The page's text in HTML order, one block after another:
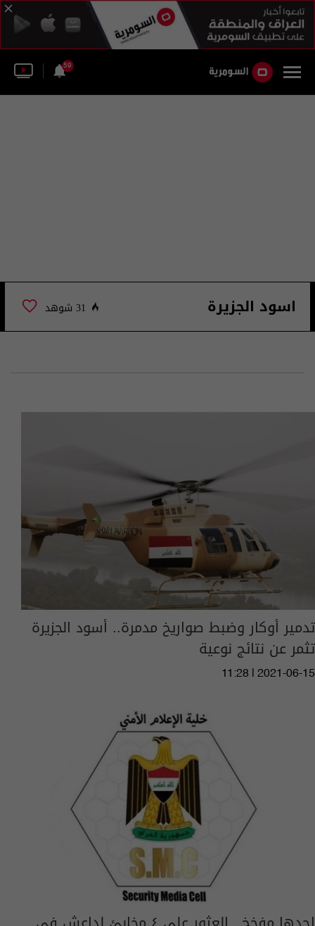
59
اسود الجزيرة 31 شوهد
تدمير أوكار وضبط صواريخ مدمرة.. أسود الجزيرة
تثمر عن نتائج نوعية
11:28 | 2021-06-15